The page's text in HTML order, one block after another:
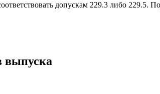
допускам 229.3 либо 229.5.
выпуска